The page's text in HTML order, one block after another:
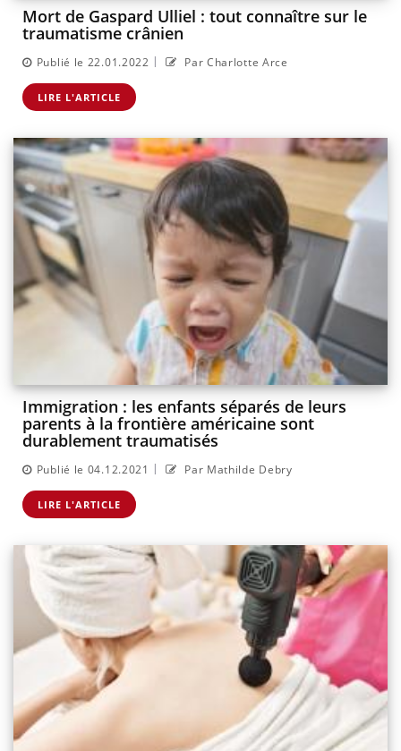
Mort de Gaspard Ulliel : tout connaître sur le
traumatisme crânien
Publié le 22.01.2022 | Par Charlotte Arce
LIRE L'ARTICLE
Immigration : les enfants séparés de leurs
parents à la frontière américaine sont
durablement traumatisés
Publié le 04.12.2021 | Par Mathilde Debry
LIRE L'ARTICLE